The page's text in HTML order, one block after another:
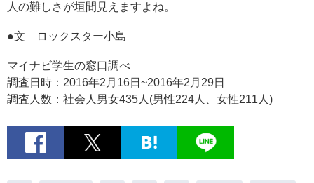
人の難しさが垣間見えますよね。
●文 ロックスター小島
マイナビ学生の窓口調べ
調査日時：2016年2月16日~2016年2月29日
調査人数：社会人男女435人(男性224人、女性211人)